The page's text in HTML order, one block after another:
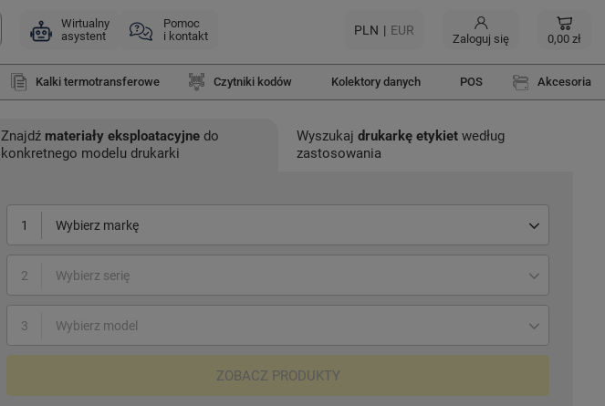
Wirtualny
asystent
Pomoc
i kontakt
PLN EUR
Zaloguj się 0,00 zł
Kalki termotransferowe Czytniki kodów Kolektory danych POS Akcesoria
Znajdź materiały eksploatacyjne do
konkretnego modelu drukarki
Wyszukaj drukarkę etykietwedług
zastosowania
1 Wybierz markę
2 Wybierz serię
3 Wybierz model
ZOBACZ PRODUKTY